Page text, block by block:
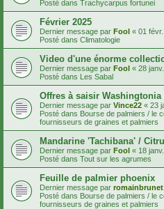
Posté dans Trachycarpus fortunei
Février 2025
Dernier message par Fool « 01
Posté dans Climatologie
Video d'une énorme
Dernier message par Fool « 28
Posté dans Les Sabal
Offres à saisir Washingtonia
Dernier message par Vince22 « 23
Posté dans Bourse de palmiers / le
fournisseurs de graines et palmiers
Mandarine 'Tachibana' /
Dernier message par Fool « 18
Posté dans Tout sur les agrumes
Feuille de palmier phoenix
Dernier message par romainbrunet
Posté dans Bourse de palmiers / le
fournisseurs de graines et palmiers